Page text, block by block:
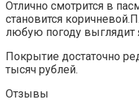
Отлично смотрится в
становится
любую погоду выглядит
Покрытие достаточно
тысяч рублей.
Отзывы